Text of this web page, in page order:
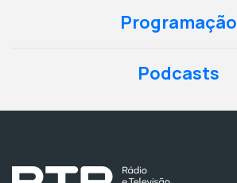
Programação
Podcasts